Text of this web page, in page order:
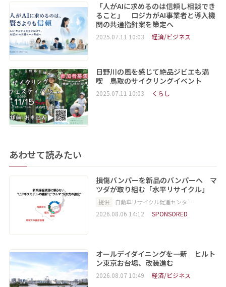
「人がAIに求めるのは信頼し相談でき
ること」 ロジカがAI事業者と導入機
関の共通指針案を策定へ
2025.07.11 10:03 経済/ビジネス
日野川の風を感じて絶品ジビエも満
喫 鳥取のサイクリングイベント
2025.07.11 10:03 くらし
あわせて読みたい
損傷バンパーを新品のバンパーへ マ
ツダが取り組む「水平リサイクル」
提供 自動車リサイクル促進センター
2026.08.06 14:12 SPONSORED
オールデイダイニングを一新 ヒルト
ン東京お台場、改装進む
2026.08.07 10:49 経済/ビジネス